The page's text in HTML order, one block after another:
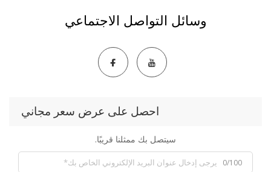
وسائل التواصل الاجتماعي
احصل على عرض سعر مجاني
سيتصل بك ممثلنا قريبًا.